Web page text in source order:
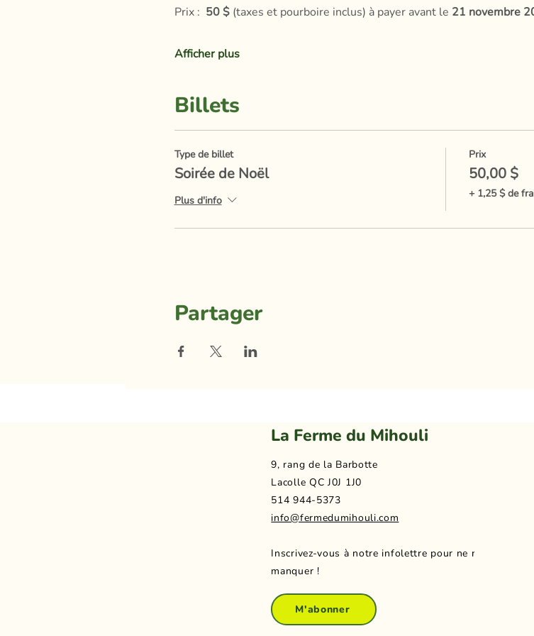
Prix : 50 $ (taxes et pourboire inclus) à payer avant le 21 novembre
Afficher plus
Billets
Type de billet
Soirée de Noël
Plus d'info
Prix
50,00 $
+ 1,25 $ de
Partager
La Ferme du Mihouli
9, rang de la Barbotte
Lacolle QC J0J 1J0
514 944-5373
info@fermedumihouli.com
Inscrivez-vous à notre infolettre pour ne rien
manquer !
M'abonner